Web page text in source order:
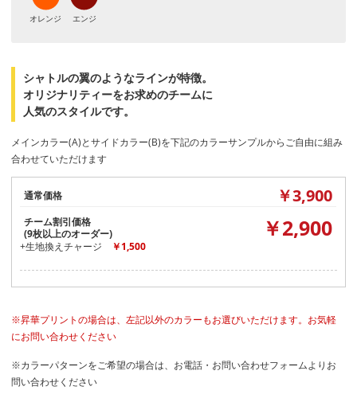
オレンジ エンジ
シャトルの翼のようなラインが特徴。
オリジナリティーをお求めのチームに
人気のスタイルです。
メインカラー(A)とサイドカラー(B)を下記のカラーサンプルからご自由に組み
合わせていただけます
通常価格 ￥3,900
チーム割引価格
(9枚以上のオーダー)
￥2,900
+生地換えチャージ ￥1,500
※昇華プリントの場合は、左記以外のカラーもお選びいただけます。お気軽
にお問い合わせください
※カラーパターンをご希望の場合は、お電話・お問い合わせフォームよりお
問い合わせください